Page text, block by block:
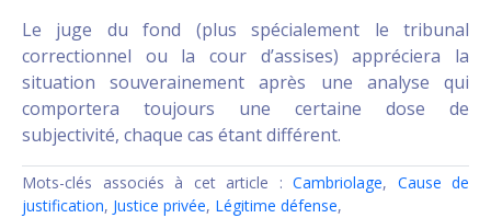
Le juge du fond (plus spécialement le tribunal
correctionnel ou la cour d’assises) appréciera la
situation souverainement après une analyse qui
comportera toujours une certaine dose de
subjectivité, chaque cas étant différent.
Mots-clés associés à cet article : Cambriolage, Cause de
justification, Justice privée, Légitime défense,